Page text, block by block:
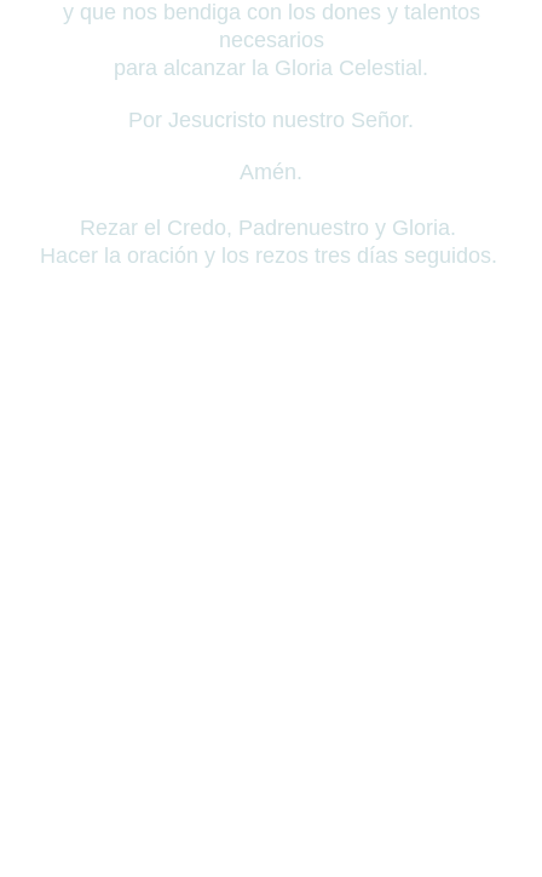
y que nos bendiga con los dones y talentos
necesarios
para alcanzar la Gloria Celestial.
Por Jesucristo nuestro Señor.
Amén.
Rezar el Credo, Padrenuestro y Gloria.
Hacer la oración y los rezos tres días seguidos.